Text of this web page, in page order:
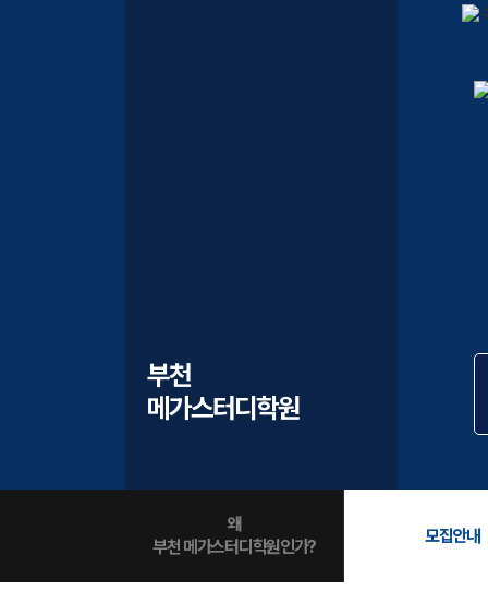
단과 온라인 결제 안내
부천
메가스터디학원
왜
부천 메가스터디학원인가?
모집안내